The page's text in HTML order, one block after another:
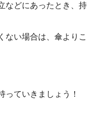
などにあったとき、持
ない場合は、傘よりこ
っていきましょう！